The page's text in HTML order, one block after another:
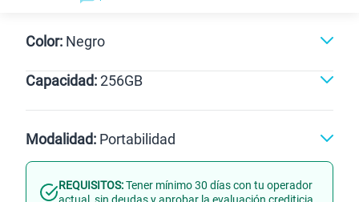
Color: Negro
Negro
Capacidad:256GB
256GB
Modalidad: Portabilidad
Línea Nueva Portabilidad
REQUISITOS:Tener mínimo 30 días con tu operador
actual, sin deudas y aprobar la evaluación crediticia.